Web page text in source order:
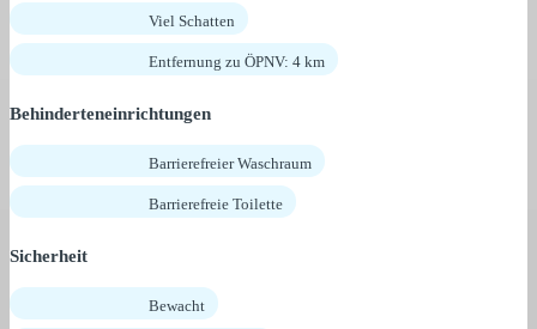
Viel Schatten
Entfernung zu ÖPNV: 4 km
Behinderteneinrichtungen
Barrierefreier Waschraum
Barrierefreie Toilette
Sicherheit
Bewacht